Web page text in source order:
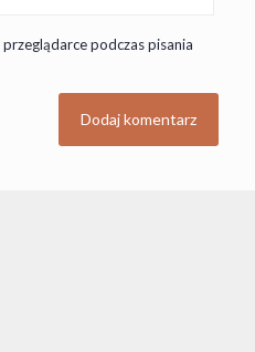
podczas pisania